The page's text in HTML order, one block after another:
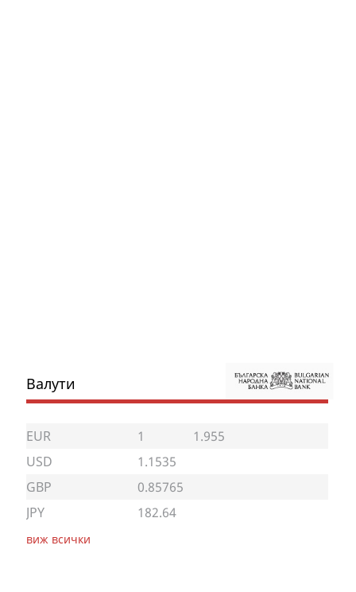
Валути
EUR 1
1.955
USD
1.1535
GBP
0.85765
JPY
182.64
виж всички